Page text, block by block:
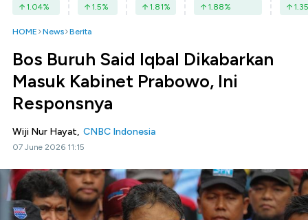
1.04% 1.5% 1.81% 1.88% 1.35
HOME News Berita
Bos Buruh Said Iqbal Dikabarkan
Masuk Kabinet Prabowo, Ini
Responsnya
Wiji Nur Hayat, CNBC Indonesia
07 June 2026 11:15